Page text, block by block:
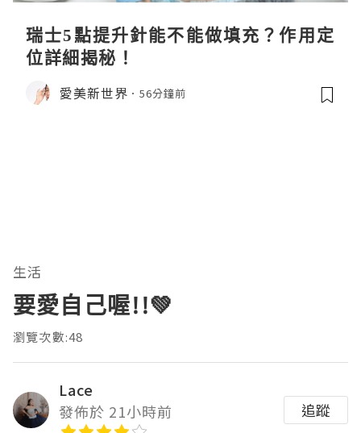
瑞士5點提升針能不能做填充？作用定
位詳細揭秘！
愛美新世界 56分鐘前
生活
要愛自己喔!!💚
瀏覽次數:48
Lace
發佈於 21小時前
追蹤